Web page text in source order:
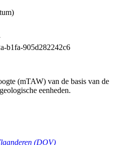
b1fa-905d282242c6
(mTAW) van de basis van de
eenheden.
(DOV)